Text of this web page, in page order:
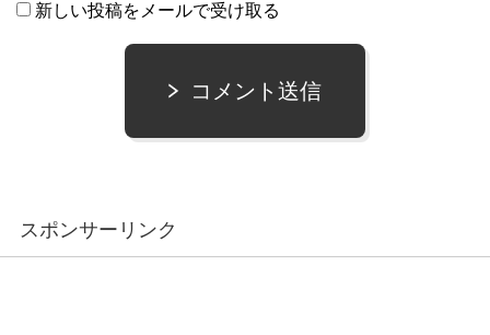
新しい投稿をメールで受け取る
コメント送信
スポンサーリンク